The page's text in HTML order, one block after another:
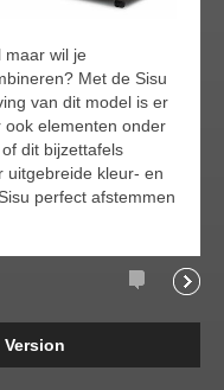
maar wil je
Met de Sisu
van dit model is er
elementen onder
dit bijzettafels
uitgebreide kleur- en
perfect afstemmen
Comments